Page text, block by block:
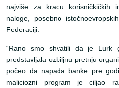
najviše za krađu korisničkičkih
naloge, posebno
Federaciji.
“Rano smo shvatili da je Lurk
predstavljala ozbiljnu pretnju
počeo da napada banke pre
maliciozni program je ciljao